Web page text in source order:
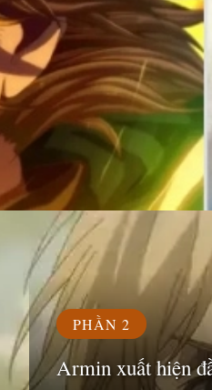
Đang mở https://
PHẦN 2
Armin xuất hiện